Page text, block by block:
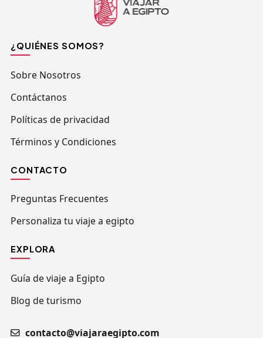
¿QUIÉNES SOMOS?
Sobre Nosotros
Contáctanos
Políticas de privacidad
Términos y Condiciones
CONTACTO
Preguntas Frecuentes
Personaliza tu viaje a egipto
EXPLORA
Guía de viaje a Egipto
Blog de turismo
contacto@viajaraegipto.com